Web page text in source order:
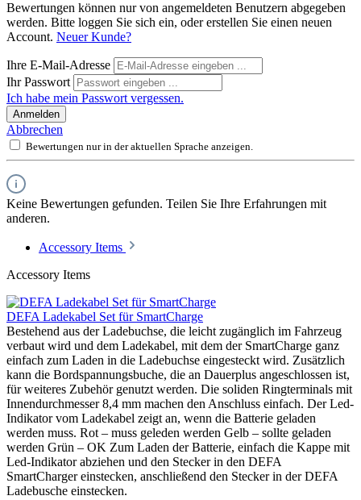
Bewertungen können nur von angemeldeten Benutzern abgegeben
werden. Bitte loggen Sie sich ein, oder erstellen Sie einen neuen
Account. Neuer Kunde?
Ihre E-Mail-Adresse
Ihr Passwort
Ich habe mein Passwort vergessen.
Anmelden
Abbrechen
Bewertungen nur in der aktuellen Sprache anzeigen.
Keine Bewertungen gefunden. Teilen Sie Ihre Erfahrungen mit
anderen.
Accessory Items
Accessory Items
DEFA Ladekabel Set für SmartCharge
Bestehend aus der Ladebuchse, die leicht zugänglich im Fahrzeug
verbaut wird und dem Ladekabel, mit dem der SmartCharge ganz
einfach zum Laden in die Ladebuchse eingesteckt wird. Zusätzlich
kann die Bordspannungsbuche, die an Dauerplus angeschlossen ist,
für weiteres Zubehör genutzt werden. Die soliden Ringterminals mit
Innendurchmesser 8,4 mm machen den Anschluss einfach. Der Led-
Indikator vom Ladekabel zeigt an, wenn die Batterie geladen
werden muss. Rot – muss geleden werden Gelb – sollte geladen
werden Grün – OK Zum Laden der Batterie, einfach die Kappe mit
Led-Indikator abziehen und den Stecker in den DEFA
SmartCharger einstecken, anschließend den Stecker in der DEFA
Ladebusche einstecken.